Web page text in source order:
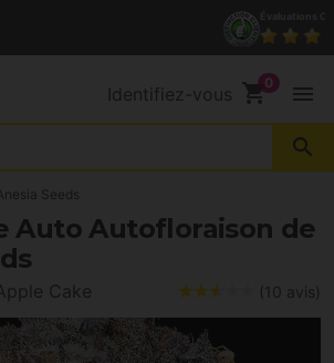
972 527 248 Contact
Identifiez-vous shopping_cart menu
search
Seeds
Auto Autofloraison de
Cake (10 avis)